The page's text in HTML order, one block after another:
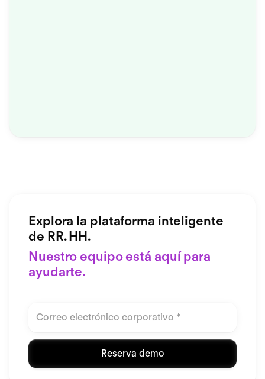
Explora la plataforma inteligente
de RR. HH.
Nuestro equipo está aquí para
ayudarte.
Reserva demo